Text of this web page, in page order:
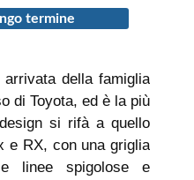
termine
della famiglia
di Toyota, ed è la più
si rifà a quello
e RX, con una griglia
linee spigolose e